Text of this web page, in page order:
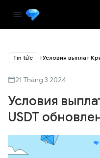
Tin tức Условия выплат
21 Tháng 3 2024
Условия
USDT